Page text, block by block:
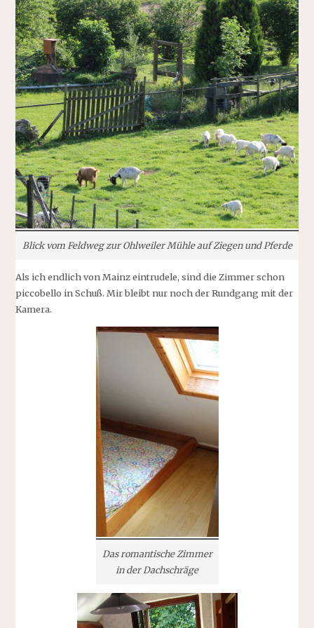
Blick vom Feldweg zur Ohlweiler Mühle auf Ziegen und Pferde
Als ich endlich von Mainz eintrudele, sind die Zimmer schon
piccobello in Schuß. Mir bleibt nur noch der Rundgang mit der
Kamera.
Das romantische Zimmer
in der Dachschräge